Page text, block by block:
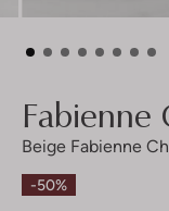
Fabienne
Beige Fabienne
-50%